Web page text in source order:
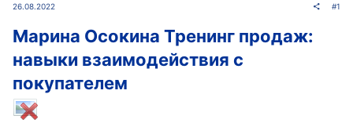
26.08.2022 #1
Марина Осокина Тренинг продаж:
навыки взаимодействия с
покупателем